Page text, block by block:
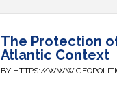
The Protection
Atlantic Context
BY HTTPS://